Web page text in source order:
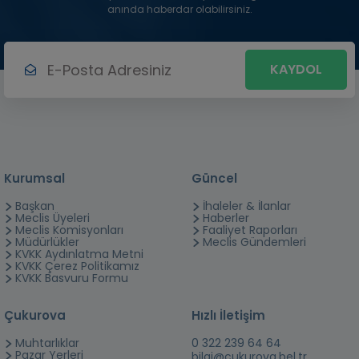
anında haberdar olabilirsiniz.
KAYDOL
Kurumsal
Başkan
Meclis Üyeleri
Meclis Komisyonları
Müdürlükler
KVKK Aydınlatma Metni
KVKK Çerez Politikamız
KVKK Basvuru Formu
Güncel
İhaleler & İlanlar
Haberler
Faaliyet Raporları
Meclis Gündemleri
Çukurova
Muhtarlıklar
Pazar Yerleri
Hızlı İletişim
0 322 239 64 64